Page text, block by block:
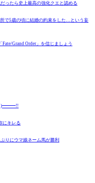
ったら史上最高の強化クエと認める
所で5歳の頃に結婚の約束をした…という妄
Grand Order」を信じましょう
ﾟ)━━━!!
にキレる
りにウマ娘ネーム馬が勝利